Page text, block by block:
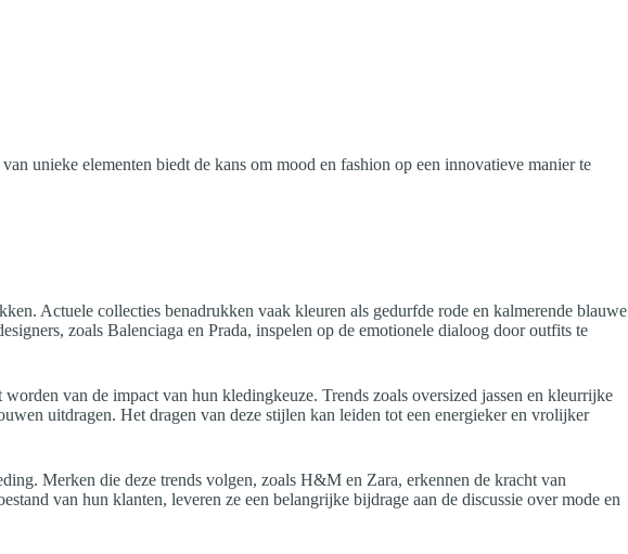
unieke elementen biedt de kans om mood en fashion op een innovatieve manier te
Actuele collecties benadrukken vaak kleuren als gedurfde rode en kalmerende blauwe
zoals Balenciaga en Prada, inspelen op de emotionele dialoog door outfits te
van de impact van hun kledingkeuze. Trends zoals oversized jassen en kleurrijke
uitdragen. Het dragen van deze stijlen kan leiden tot een energieker en vrolijker
Merken die deze trends volgen, zoals H&M en Zara, erkennen de kracht van
van hun klanten, leveren ze een belangrijke bijdrage aan de discussie over mode en